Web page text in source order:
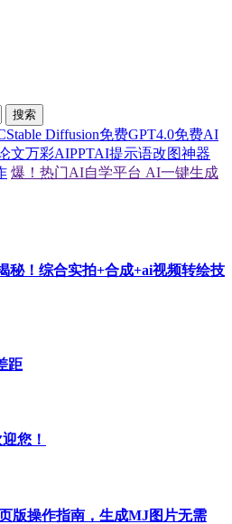
搜索
Stable Diffusion免费GPT4.0免费AI
文万彩AIPPTAI提示语改图神器
爆！热门AI自学平台 AI一键生成
秘！综合实拍+合成+ai视频转绘技
距
您！
版操作指南，生成MJ图片无需